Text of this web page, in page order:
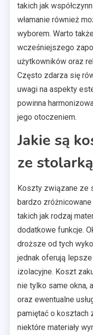
takich jak
włamanie również
wyborem. Warto
wcześniejszego
użytkowników oraz
Często zdarza się
uwagi na aspekty
powinna
jego otoczeniem.
Jakie są
ze
Koszty związane ze
bardzo
takich jak rodzaj
dodatkowe funkcje.
droższe od tych
jednak oferują
izolacyjne. Koszt
nie tylko same okna,
oraz ewentualne
pamiętać o kosztach
niektóre materiały